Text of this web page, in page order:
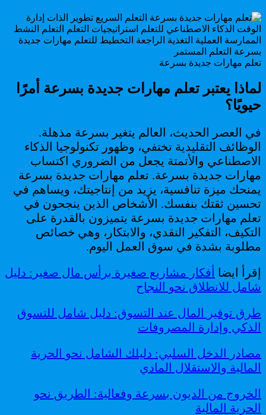
تعلم مهارات جديدة بسرعة
لماذا يعتبر تعلم مهارات جديدة بسرعة أمرًا
حيويًا؟
في العصر الحديث، العالم يتغير بسرعة مذهلة.
الوظائف التقليدية تختفي، وظهور تكنولوجيا الذكاء
الاصطناعي والأتمتة يجعل من الضروري اكتساب
مهارات جديدة بسرعة. تعلم مهارات جديدة بسرعة
يمنحك ميزة تنافسية، يزيد من إنتاجيتك، ويساهم في
تحسين ثقتك بنفسك. الأشخاص الذين ينجحون في
تعلم مهارات جديدة بسرعة يتميزون بالقدرة على
التكيف، التفكير النقدي، والابتكار، وهي خصائص
مطلوبة بشدة في سوق العمل اليوم.
إقرأ ايضا أفكار مشاريع صغيرة برأس مال صغير: دليل
شامل للانطلاق نحو النجاح
طرق توفير المال عند التسوق: دليل شامل للتسوق
الذكي وإدارة المصروفات
مصادر الدخل السلبي: دليلك الشامل نحو الحرية
المالية والاستقلال المادي
الخروج من الديون بسرعة وفعالية: الطريق نحو
الحرية المالية